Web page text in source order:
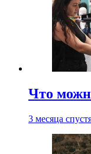
Что
3 месяца